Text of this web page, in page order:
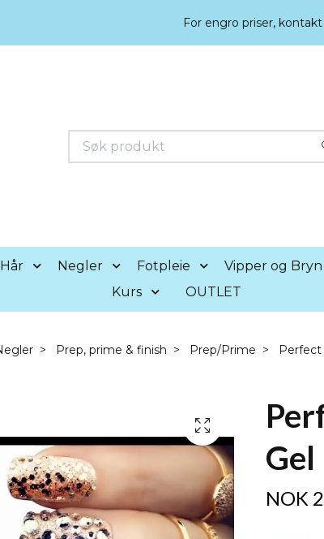
For engro priser,
Hår Negler Fotpleie Vipper og Bryn
Kurs
OUTLET
Prep, prime & finish Prep/Prime Perfect
Gel
NOK